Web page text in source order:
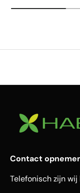
Contact
Telefonisch zijn